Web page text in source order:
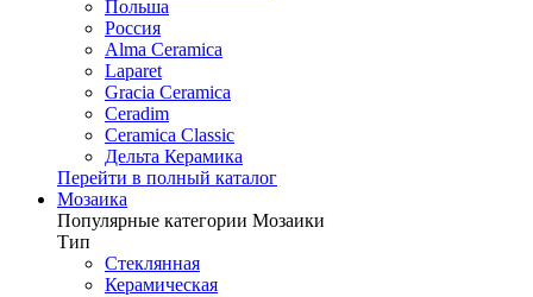
Польша
Россия
Alma Ceramica
Laparet
Gracia Ceramica
Ceradim
Ceramica Classic
Дельта Керамика
Перейти в полный каталог
Мозаика
Популярные категории Мозаики
Тип
Стеклянная
Керамическая